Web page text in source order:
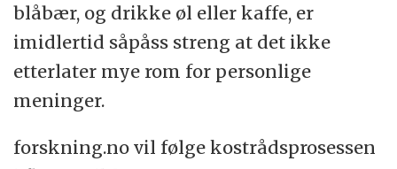
blåbær, og drikke øl eller kaffe, er
imidlertid såpåss streng at det ikke
etterlater mye rom for personlige
meninger.
forskning.no vil følge kostrådsprosessen